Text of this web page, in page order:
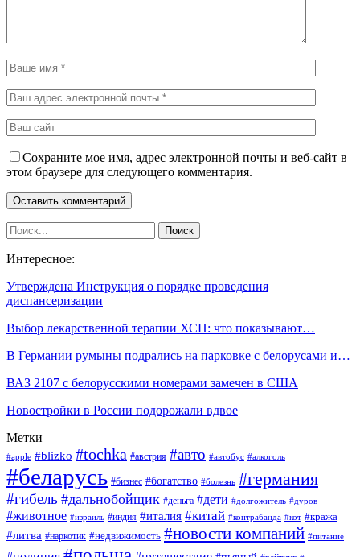
Сохраните мое имя, адрес электронной почты и веб-сайт в
этом браузере для следующего комментария.
Интересное:
Утверждена Инструкция о порядке проведения
диспансеризации
Выбор лекарственной терапии ХСН: что показывают…
В Германии румыны подрались на парковке с белорусами и…
ВАЗ 2107 с белорусскими номерами замечен в США
Новостройки в России подорожали вдвое
Метки
#apple #blizko #tochka #австрия #авто #автобус #алкоголь
#беларусь #бизнес #богатство #болезнь #германия
#гибель #дальнобойщик #деньга #дети #долгожитель #дуров
#животное #израиль #индия #италия #китай #контрабанда #кот #кража
#литва #наркотик #недвижимость #новости компаний #питание